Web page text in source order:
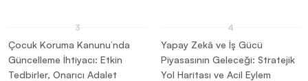
Çocuk Koruma Kanunu’nda
Güncelleme İhtiyacı: Etkin
Tedbirler, Onarıcı Adalet
Yapay Zekâ ve İş Gücü
Piyasasının Geleceği: Stratejik
Yol Haritası ve Acil Eylem